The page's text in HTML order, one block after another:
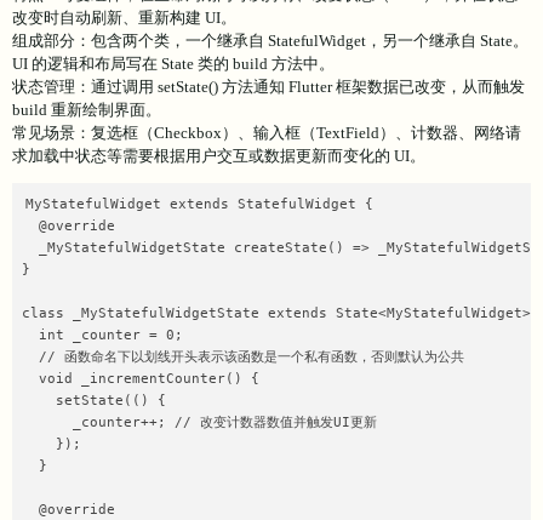
改变时自动刷新、重新构建 UI。
组成部分：包含两个类，一个继承自 StatefulWidget，另一个继承自 State。
UI 的逻辑和布局写在 State 类的 build 方法中。
状态管理：通过调用 setState() 方法通知 Flutter 框架数据已改变，从而触发
build 重新绘制界面。
常见场景：复选框（Checkbox）、输入框（TextField）、计数器、网络请
求加载中状态等需要根据用户交互或数据更新而变化的 UI。
MyStatefulWidget extends StatefulWidget {
  @override
_MyStatefulWidgetState createState() =>
}
class _MyStatefulWidgetState extends State<MyStatefulWidget>
  int _counter = 0;
  // 函数命名下以划线开头表示该函数是一个私有函数，否则默认为公共
  void _incrementCounter() {
    setState(() {
      _counter++; // 改变计数器数值并触发UI更新
    });
  }
  @override